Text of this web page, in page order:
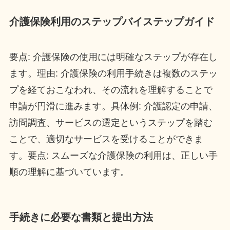
介護保険利用のステップバイステップガイド
要点: 介護保険の使用には明確なステップが存在し
ます。理由: 介護保険の利用手続きは複数のステッ
プを経ておこなわれ、その流れを理解することで
申請が円滑に進みます。具体例: 介護認定の申請、
訪問調査、サービスの選定というステップを踏む
ことで、適切なサービスを受けることができま
す。要点: スムーズな介護保険の利用は、正しい手
順の理解に基づいています。
手続きに必要な書類と提出方法